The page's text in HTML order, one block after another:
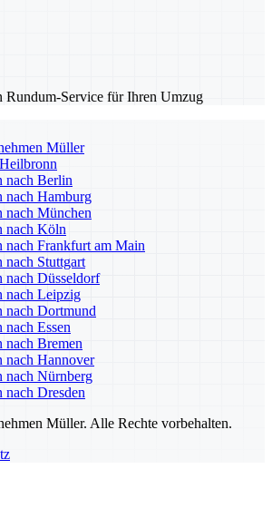
Rundum-Service für Ihren Umzug
Müller
nach Berlin
nach Hamburg
München
nach Köln
Frankfurt am Main
Stuttgart
Düsseldorf
nach Leipzig
Dortmund
Essen
Bremen
Hannover
nach Nürnberg
Dresden
Müller. Alle Rechte vorbehalten.